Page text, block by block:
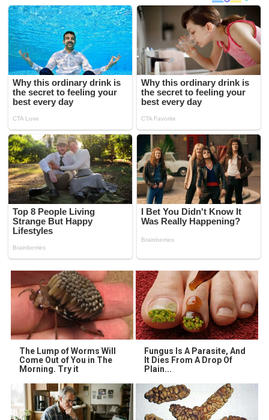
The Lump of Worms Will
Come Out of You in The
Morning. Try it
Fungus Is A Parasite, And
It Dies From A Drop Of
Plain...